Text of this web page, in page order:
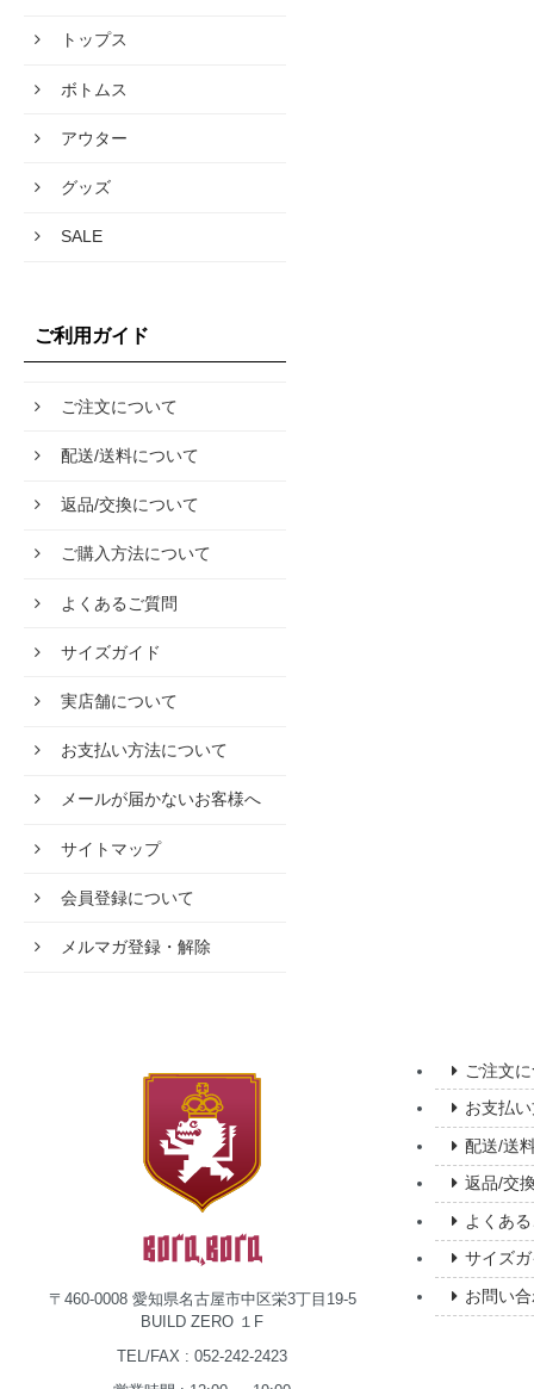
トップス
ボトムス
アウター
グッズ
SALE
ご利用ガイド
ご注文について
配送/送料について
返品/交換について
ご購入方法について
よくあるご質問
サイズガイド
実店舗について
お支払い方法について
メールが届かないお客様へ
サイトマップ
会員登録について
メルマガ登録・解除
〒460-0008 愛知県名古屋市中区栄3丁目19-5
BUILD ZERO １F
TEL/FAX : 052-242-2423
ご注文
お支払
配送/送
返品/交
よくあ
サイズ
お問い